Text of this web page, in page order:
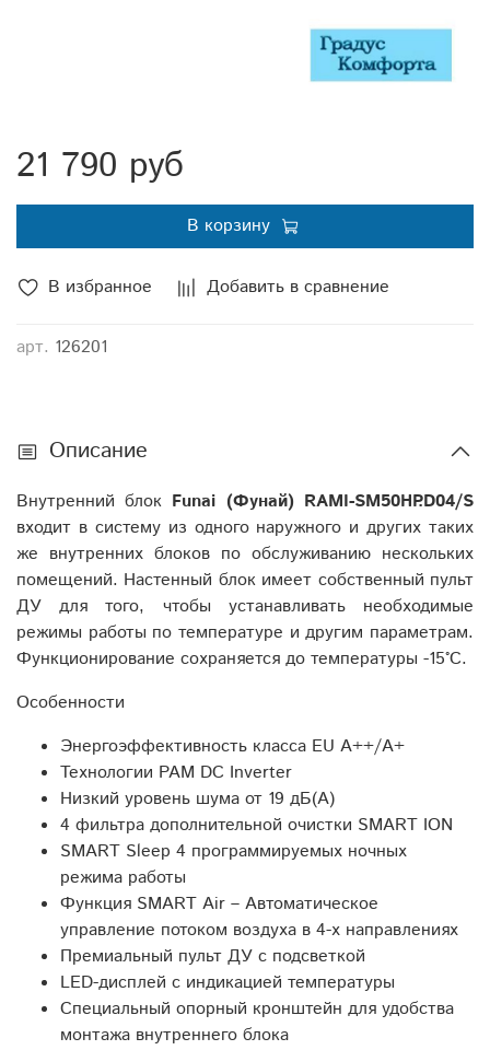
В избранное Добавить в сравнение
арт. 126201
21 790 руб
В корзину
Описание
Внутренний блок Funai (Фунай) RAMI-SM50HP.D04/S
входит в систему из одного наружного и других таких
же внутренних блоков по обслуживанию нескольких
помещений. Настенный блок имеет собственный пульт
ДУ для того, чтобы устанавливать необходимые
режимы работы по температуре и другим параметрам.
Функционирование сохраняется до температуры -15°С.
Особенности
Энергоэффективность класса EU А++/A+
Технологии PAM DC Inverter
Низкий уровень шума от 19 дБ(А)
4 фильтра дополнительной очистки SMART ION
SMART Sleep 4 программируемых ночных
режима работы
Функция SMART Air – Автоматическое
управление потоком воздуха в 4-х направлениях
Премиальный пульт ДУ с подсветкой
LED-дисплей с индикацией температуры
Специальный опорный кронштейн для удобства
монтажа внутреннего блока